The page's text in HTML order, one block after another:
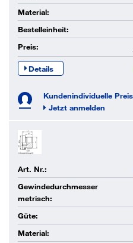
Material:
Bestelleinheit:
Preis:
Details
Kundenindividuelle
Jetzt anmelden
Art. Nr.:
Gewindedurchmesser
metrisch:
Güte:
Material: